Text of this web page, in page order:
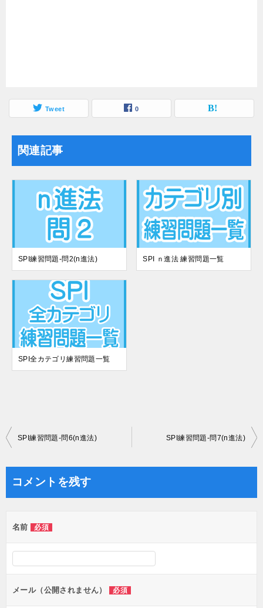
Tweet 0
関連記事
SPI練習問題-問2(n進法) SPI ｎ進法 練習問題一覧
SPI全カテゴリ練習問題一覧
投
ー
シ
ョ
ン
SPI練習問題-問6(n進法) SPI練習問題-問7(n進法)
コメントを残す
名前 必須
メール（公開されません） 必須